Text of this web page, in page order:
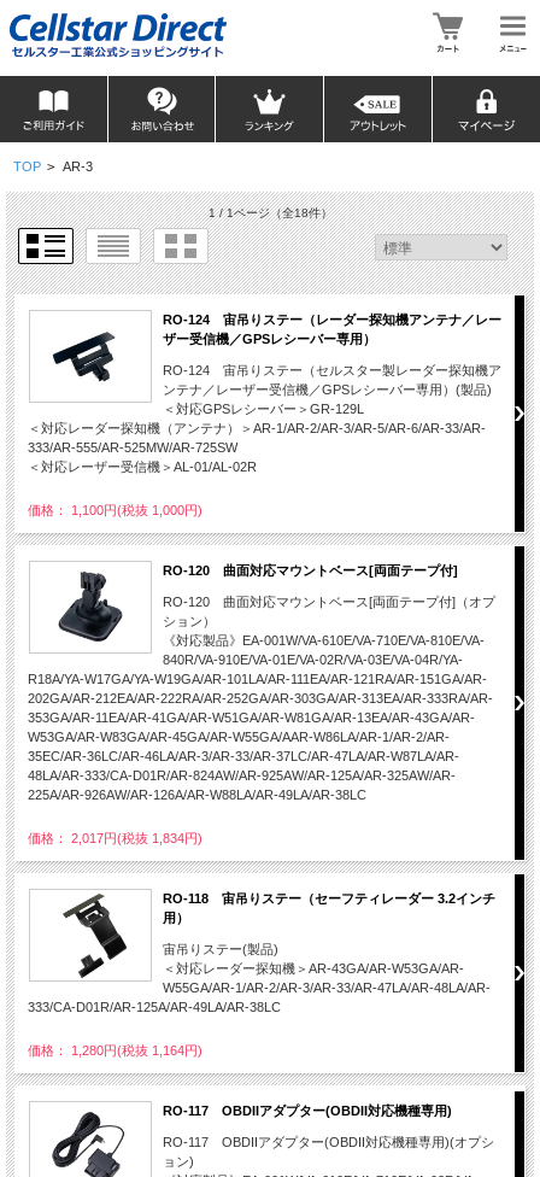
TOP > AR-3
1 / 1ページ（全18件）
RO-124 宙吊りステー（レーダー探知機アンテナ／レー
ザー受信機／GPSレシーバー専用）
RO-124 宙吊りステー（セルスター製レーダー探知機ア
ンテナ／レーザー受信機／GPSレシーバー専用）(製品)
＜対応GPSレシーバー＞GR-129L
＜対応レーダー探知機（アンテナ）＞AR-1/AR-2/AR-3/AR-5/AR-6/AR-33/AR-
333/AR-555/AR-525MW/AR-725SW
＜対応レーザー受信機＞AL-01/AL-02R
価格： 1,100円(税抜 1,000円)
RO-120 曲面対応マウントベース[両面テープ付]
RO-120 曲面対応マウントベース[両面テープ付]（オプ
ション）
《対応製品》EA-001W/VA-610E/VA-710E/VA-810E/VA-
840R/VA-910E/VA-01E/VA-02R/VA-03E/VA-04R/YA-
R18A/YA-W17GA/YA-W19GA/AR-101LA/AR-111EA/AR-121RA/AR-151GA/AR-
202GA/AR-212EA/AR-222RA/AR-252GA/AR-303GA/AR-313EA/AR-333RA/AR-
353GA/AR-11EA/AR-41GA/AR-W51GA/AR-W81GA/AR-13EA/AR-43GA/AR-
W53GA/AR-W83GA/AR-45GA/AR-W55GA/AAR-W86LA/AR-1/AR-2/AR-
35EC/AR-36LC/AR-46LA/AR-3/AR-33/AR-37LC/AR-47LA/AR-W87LA/AR-
48LA/AR-333/CA-D01R/AR-824AW/AR-925AW/AR-125A/AR-325AW/AR-
225A/AR-926AW/AR-126A/AR-W88LA/AR-49LA/AR-38LC
価格： 2,017円(税抜 1,834円)
RO-118 宙吊りステー（セーフティレーダー 3.2インチ
用）
宙吊りステー(製品)
＜対応レーダー探知機＞AR-43GA/AR-W53GA/AR-
W55GA/AR-1/AR-2/AR-3/AR-33/AR-47LA/AR-48LA/AR-
333/CA-D01R/AR-125A/AR-49LA/AR-38LC
価格： 1,280円(税抜 1,164円)
RO-117 OBDIIアダプター(OBDII対応機種専用)
RO-117 OBDIIアダプター(OBDII対応機種専用)(オプシ
ョン)